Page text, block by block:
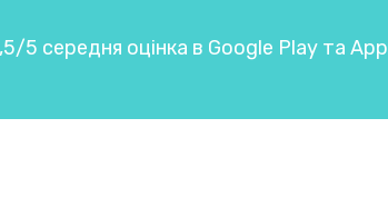
5 середня оцінка в Google Play та